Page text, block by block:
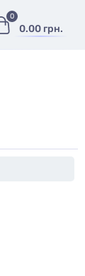
0.00 грн.
0